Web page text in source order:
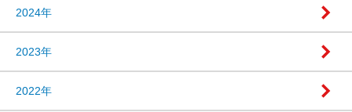
2024年
2023年
2022年